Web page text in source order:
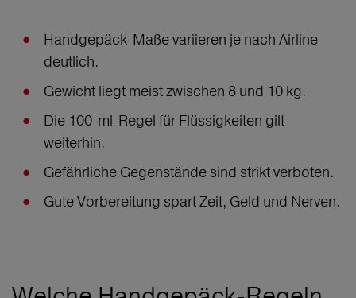
Handgepäck-Maße variieren je nach Airline
deutlich.
Gewicht liegt meist zwischen 8 und 10 kg.
Die 100-ml-Regel für Flüssigkeiten gilt
weiterhin.
Gefährliche Gegenstände sind strikt verboten.
Gute Vorbereitung spart Zeit, Geld und Nerven.